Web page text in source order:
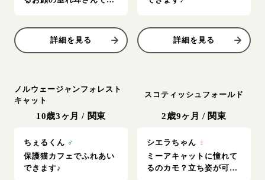
詳細を見る 詳細を見る
ノルウェージャンフォレスト
キャット
10歳3ヶ月 / 関東
ちぇるくん ♂
保護猫カフェでふれあい
できます♪
スコティッシュフォールド
2歳9ヶ月 / 関東
シエラちゃん ♀
ミーアキャットに憧れて
るのカモ？立ち姿が可愛